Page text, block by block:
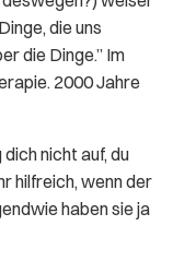
die uns
die Dinge.” Im
2000 Jahre
nicht auf, du
hilfreich, wenn der
haben sie ja